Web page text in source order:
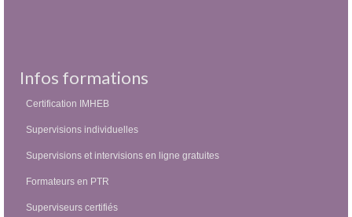
Infos formations
Certification IMHEB
Supervisions individuelles
Supervisions et intervisions en ligne gratuites
Formateurs en PTR
Superviseurs certifiés